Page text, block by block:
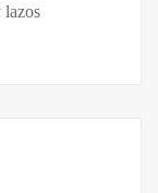
lazos